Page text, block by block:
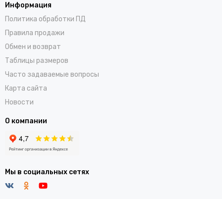
Информация
Политика обработки ПД
Правила продажи
Обмен и возврат
Таблицы размеров
Часто задаваемые вопросы
Карта сайта
Новости
О компании
Мы в социальных сетях